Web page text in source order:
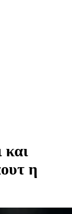
και
η